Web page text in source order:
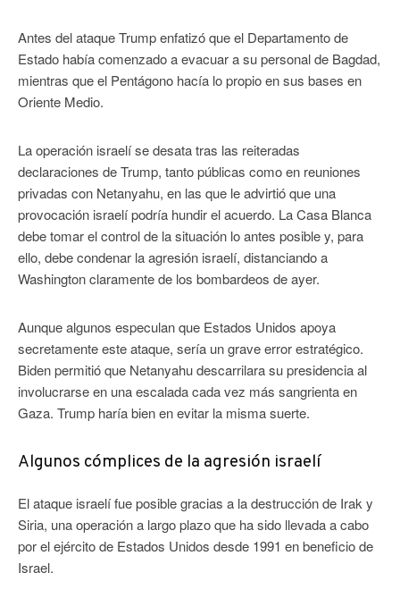
Antes del ataque Trump enfatizó que el Departamento de
Estado había comenzado a evacuar a su personal de Bagdad,
mientras que el Pentágono hacía lo propio en sus bases en
Oriente Medio.
La operación israelí se desata tras las reiteradas
declaraciones de Trump, tanto públicas como en reuniones
privadas con Netanyahu, en las que le advirtió que una
provocación israelí podría hundir el acuerdo. La Casa Blanca
debe tomar el control de la situación lo antes posible y, para
ello, debe condenar la agresión israelí, distanciando a
Washington claramente de los bombardeos de ayer.
Aunque algunos especulan que Estados Unidos apoya
secretamente este ataque, sería un grave error estratégico.
Biden permitió que Netanyahu descarrilara su presidencia al
involucrarse en una escalada cada vez más sangrienta en
Gaza. Trump haría bien en evitar la misma suerte.
Algunos cómplices de la agresión israelí
El ataque israelí fue posible gracias a la destrucción de Irak y
Siria, una operación a largo plazo que ha sido llevada a cabo
por el ejército de Estados Unidos desde 1991 en beneficio de
Israel.